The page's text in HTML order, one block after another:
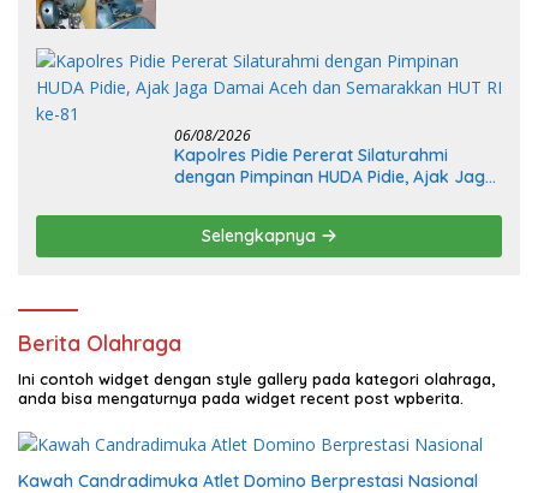
06/08/2026
Kapolres Pidie Pererat Silaturahmi
dengan Pimpinan HUDA Pidie, Ajak Jaga
81
Selengkapnya
Berita Olahraga
Ini contoh widget dengan style gallery pada kategori olahraga,
anda bisa mengaturnya pada widget recent post wpberita.
Kawah Candradimuka Atlet Domino Berprestasi Nasional